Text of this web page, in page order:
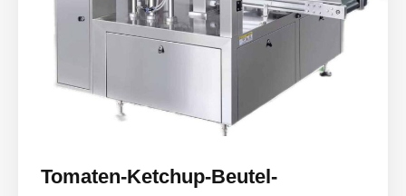
Tomaten-Ketchup-Beutel-